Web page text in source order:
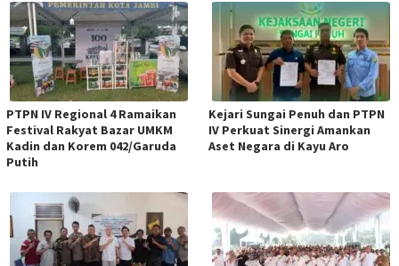
PTPN IV Regional 4 Ramaikan
Festival Rakyat Bazar UMKM
Kadin dan Korem 042/Garuda
Putih
Kejari Sungai Penuh dan PTPN
IV Perkuat Sinergi Amankan
Aset Negara di Kayu Aro